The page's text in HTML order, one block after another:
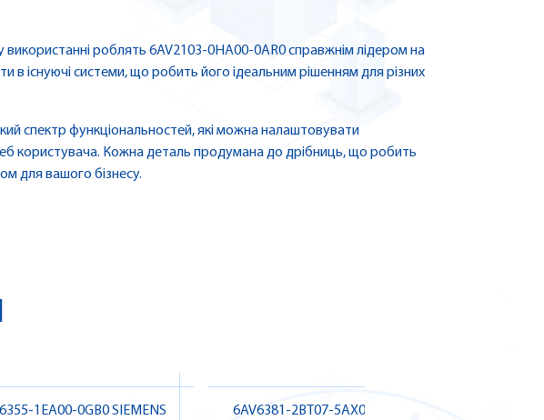
використанні роблять 6AV2103-0HA00-0AR0 справжнім лідером на
в існуючі системи, що робить його ідеальним рішенням для різних
спектр функціональностей, які можна налаштовувати
користувача. Кожна деталь продумана до дрібниць, що робить
для вашого бізнесу.
1EA00-0GB0 SIEMENS
6AV6381-2BT07-5AX0 SIEMENS |